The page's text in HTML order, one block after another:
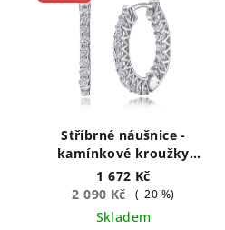
Stříbrné náušnice -
kamínkové kroužky
NT8001
1 672 Kč
2 090 Kč
(–20 %)
Skladem